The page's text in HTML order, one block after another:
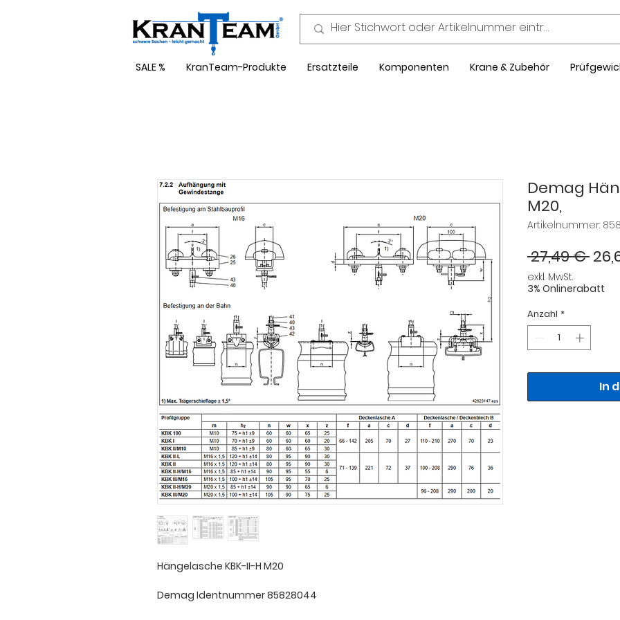
SALE % KranTeam-Produkte Ersatzteile Komponenten Krane & Zubehör
Hängelasche KBK-II-H M20
Demag Identnummer 85828044
Demag
M20,
Artikelnummer:
27,49 €
exkl. MwSt.
3% Onlinerabatt
Anzahl *
In